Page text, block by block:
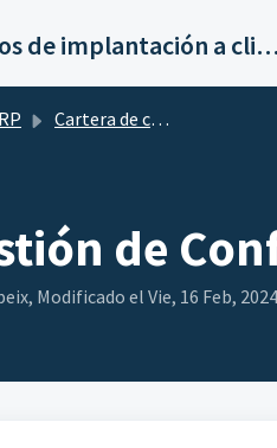
Servicios de implantación a clientes de Ahora
Cartera de cobros y pagos
de
Modificado el Vie, 16 Feb,